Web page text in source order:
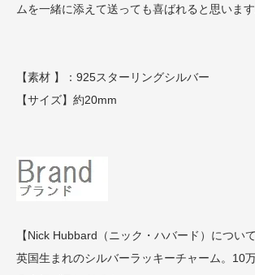
ムを一緒に添えて送っても喜ばれると思います
【素材 】：925スターリングシルバー
【サイズ】約20mm
【Nick Hubbard（ニック・ハバード）について
英国生まれのシルバーラッキーチャーム。10